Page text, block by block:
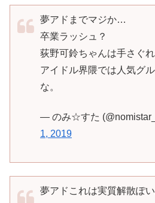
夢アドまでマジか…
卒業ラッシュ？
荻野可鈴ちゃんは手さぐ
アイドル界隈では人気グ
な。
— のみ☆すた
1, 2019
夢アドこれは実質解散ぽ